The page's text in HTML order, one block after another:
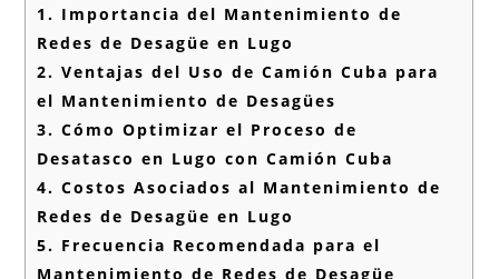
1. Importancia del Mantenimiento de
Redes de Desagüe en Lugo
2. Ventajas del Uso de Camión Cuba para
el Mantenimiento de Desagües
3. Cómo Optimizar el Proceso de
Desatasco en Lugo con Camión Cuba
4. Costos Asociados al Mantenimiento de
Redes de Desagüe en Lugo
5. Frecuencia Recomendada para el
Mantenimiento de Redes de Desagüe